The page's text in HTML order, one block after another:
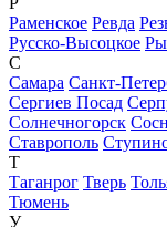
Раменское Ревда
Русско-Высоцкое
С
Самара Санкт-
Сергиев Посад
Солнечногорск
Ставрополь
Т
Таганрог Тверь
Тюмень
У